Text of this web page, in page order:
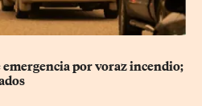
emergencia por voraz incendio;